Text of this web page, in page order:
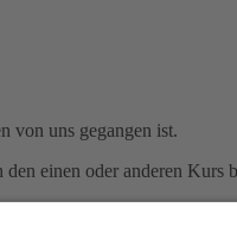
von uns gegangen ist.
einen oder anderen Kurs